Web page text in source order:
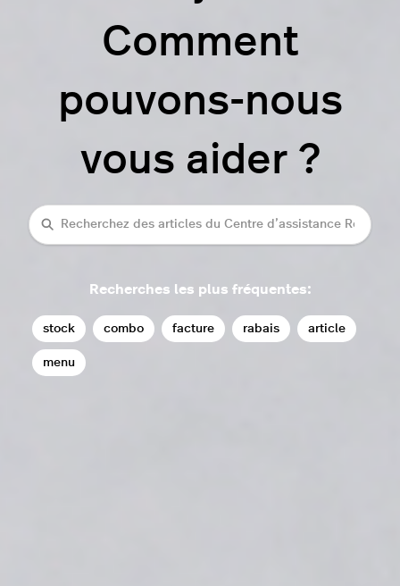
Comment
pouvons-nous
vous aider ?
Recherche
Recherches les plus fréquentes:
stock combo facture rabais article
menu